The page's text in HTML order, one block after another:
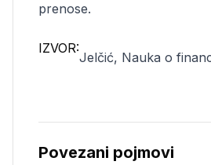
prenose.
IZVOR:
Jelčić, Nauka o
Povezani pojmovi